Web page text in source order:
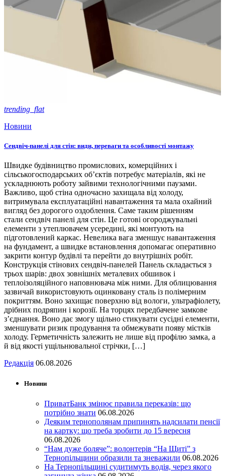
trending_flat
Новини
Сендвіч-панелі для стін: види, переваги та особливості монтажу
Швидке будівництво промислових, комерційних і
сільськогосподарських об’єктів потребує матеріалів, які не
ускладнюють роботу зайвими технологічними паузами.
Важливо, щоб стіна одночасно захищала від холоду,
витримувала експлуатаційні навантаження та мала охайний
вигляд без дорогого оздоблення. Саме таким рішенням
стали сендвіч панелі для стін. Це готові огороджувальні
елементи з утеплювачем усередині, які монтують на
підготовлений каркас. Невелика вага зменшує навантаження
на фундамент, а швидке встановлення допомагає оперативно
закрити контур будівлі та перейти до внутрішніх робіт.
Конструкція стінових сендвіч-панелей Панель складається з
трьох шарів: двох зовнішніх металевих обшивок і
теплоізоляційного наповнювача між ними. Для облицювання
зазвичай використовують оцинковану сталь із полімерним
покриттям. Воно захищає поверхню від вологи, ультрафіолету,
дрібних подряпин і корозії. На торцях передбачене замкове
з’єднання. Воно дає змогу щільно стикувати сусідні елементи,
зменшувати ризик продування та обмежувати появу містків
холоду. Герметичність залежить не лише від профілю замка, а
й від якості ущільнювальної стрічки, […]
Редакція 06.08.2026
Новини
ПриватБанк змінює правила переказів: що
потрібно знати 06.08.2026
Деяким тернополянам припинять надсилати пенсії
на картку: що треба зробити до 15 вересня
06.08.2026
“Нам дуже боляче”: волонтерів “На Щиті” з
Тернопільщини образили та зневажили 06.08.2026
На Тернопільщині судитимуть водія, через якого